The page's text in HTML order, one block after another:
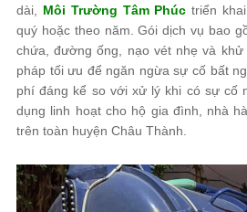
dài, Môi Trường Tâm Phúc triển
quý hoặc theo năm. Gói dịch vụ bao
chứa, đường ống, nạo vét nhẹ và
pháp tối ưu để ngăn ngừa sự cố bất
phí đáng kể so với xử lý khi có sự cố
dụng linh hoạt cho hộ gia đình, nhà
trên toàn huyện Châu Thành.